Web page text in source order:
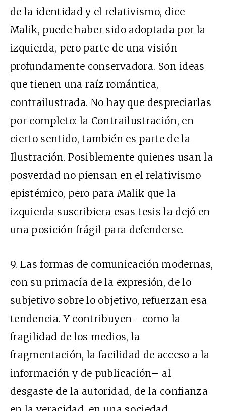
de la identidad y el relativismo, dice
Malik, puede haber sido adoptada por la
izquierda, pero parte de una visión
profundamente conservadora. Son ideas
que tienen una raíz romántica,
contrailustrada. No hay que despreciarlas
por completo: la Contrailustración, en
cierto sentido, también es parte de la
Ilustración. Posiblemente quienes usan la
posverdad no piensan en el relativismo
epistémico, pero para Malik que la
izquierda suscribiera esas tesis la dejó en
una posición frágil para defenderse.
9.Las formas de comunicación modernas,
con su primacía de la expresión, de lo
subjetivo sobre lo objetivo, refuerzan esa
tendencia. Y contribuyen –como la
fragilidad de los medios, la
fragmentación, la facilidad de acceso a la
información y de publicación– al
desgaste de la autoridad, de la confianza